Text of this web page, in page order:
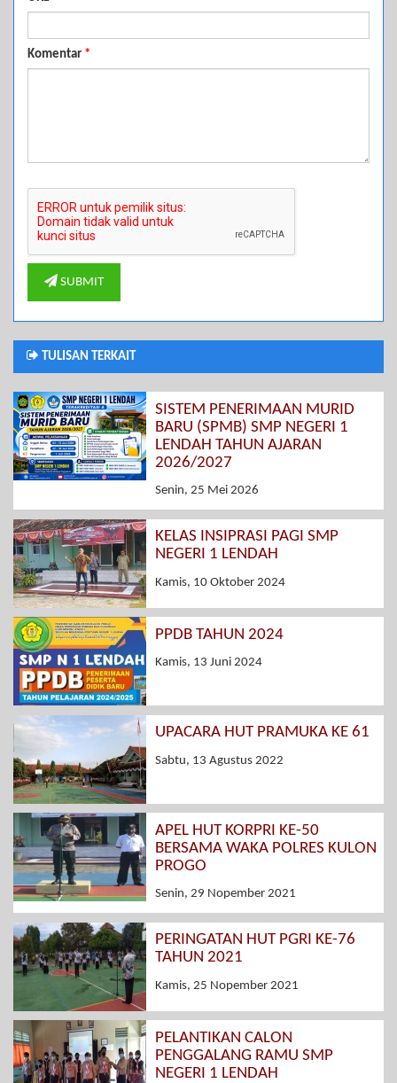
Komentar *
SUBMIT
TULISAN TERKAIT
SISTEM PENERIMAAN MURID
BARU (SPMB) SMP NEGERI 1
LENDAH TAHUN AJARAN
2026/2027
Senin, 25 Mei 2026
KELAS INSIPRASI PAGI SMP
NEGERI 1 LENDAH
Kamis, 10 Oktober 2024
PPDB TAHUN 2024
Kamis, 13 Juni 2024
UPACARA HUT PRAMUKA KE 61
Sabtu, 13 Agustus 2022
APEL HUT KORPRI KE-50
BERSAMA WAKA POLRES KULON
PROGO
Senin, 29 Nopember 2021
PERINGATAN HUT PGRI KE-76
TAHUN 2021
Kamis, 25 Nopember 2021
PELANTIKAN CALON
PENGGALANG RAMU SMP
NEGERI 1 LENDAH